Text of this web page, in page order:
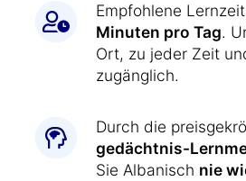
Empfohlene
Minuten pro Tag.
Ort, zu jeder Zeit
zugänglich.
Durch die
gedächtnis-
Sie Albanisch nie